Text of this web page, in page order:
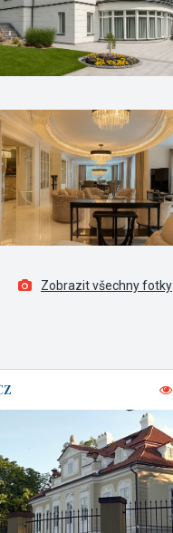
Zobrazit všechny fotky